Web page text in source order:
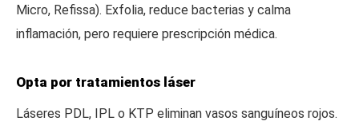
Micro, Refissa). Exfolia, reduce bacterias y calma
inflamación, pero requiere prescripción médica.
Opta por tratamientos láser
Láseres PDL, IPL o KTP eliminan vasos sanguíneos rojos.